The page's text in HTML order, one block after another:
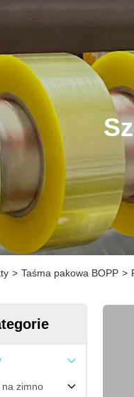
> Taśma pakowa BOPP >
zimno